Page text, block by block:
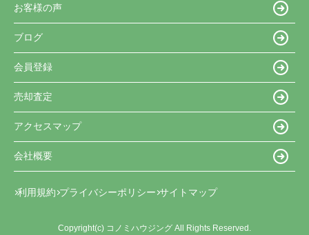
お客様の声
ブログ
会員登録
売却査定
アクセスマップ
会社概要
利用規約 プライバシーポリシー サイトマップ
Copyright(c) コノミハウジング All Rights Reserved.